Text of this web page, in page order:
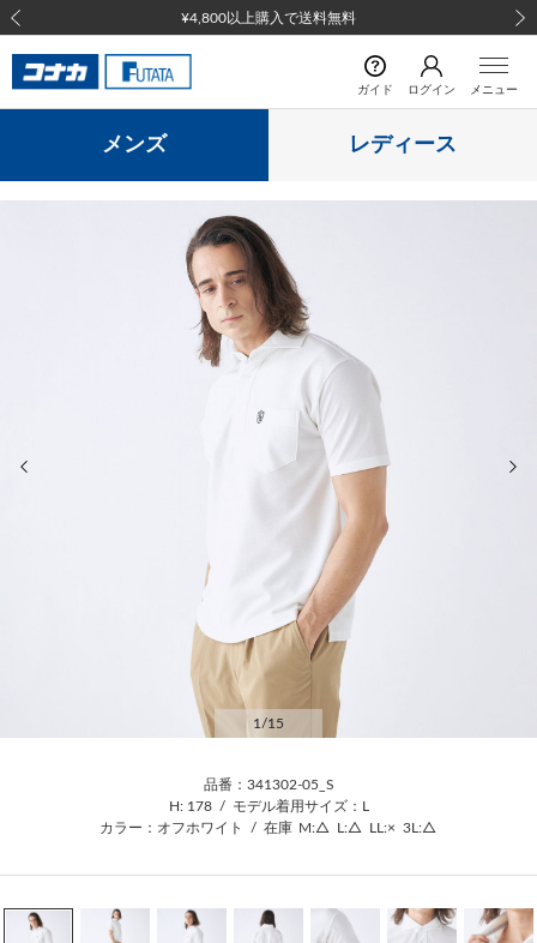
¥4,800以上購入で送料無料
前の画像
ガイド ログイン メニュー
メンズ レディース
1 /15
品番：341302-05_S
H: 178
/
モデル着用サイズ：L
カラー：オフホワイト
/ 在庫 M:△ L:△ LL:× 3L:△